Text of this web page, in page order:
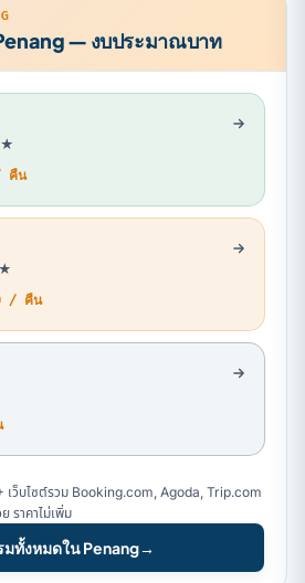
— งบประมาณบาท
คืน
/ คืน
เว็บไซต์รวม Booking.com, Agoda, Trip.com
ราคาไม่เพิ่ม
มทั้งหมดใน Penang→